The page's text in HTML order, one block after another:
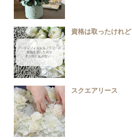
資格は取ったけれど
スクエアリース